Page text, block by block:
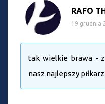
RAFO
19 grudnia
tak wielkie brawa -
nasz najlepszy